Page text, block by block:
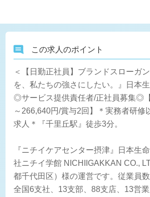
この求人のポイント
＜【日勤正社員】ブランドスローガ
を、私たちの強さにしたい。』日本
◎サービス提供責任者/正社員募集◎
～266,640円/賞与2回】＊実務者研修
求人＊『千里丘駅』徒歩3分。
『ニチイケアセンター摂津』日本生
社ニチイ学館 NICHIIGAKKAN CO.,
都千代田区）様の運営です。従業員数
全国6支社、13支部、88支店、13営